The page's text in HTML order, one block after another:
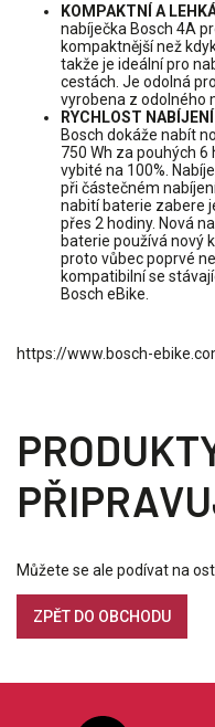
KOMPAKTNÍ A
nabíječka Bosch 4A
kompaktnější než
takže je ideální pro
cestách. Je odolná
vyrobena z odolného
RYCHLOST NABÍJENÍ
Bosch dokáže nabít
750 Wh za pouhých 6
vybité na 100%.
při částečném
nabití baterie zabere
přes 2 hodiny. Nová
baterie používá nový
proto vůbec poprvé
kompatibilní se
Bosch eBike.
https://www.bosch-
Můžete se ale podívat na
ZPĚT DO OBCHODU